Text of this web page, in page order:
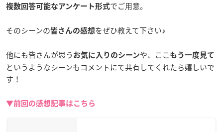
複数回答可能なアンケート形式でご用意。
そのシーンの皆さんの感想をぜひ教えて下さい♪
他にも皆さんが思う お気に入りのシーンや、ここ もう一度見て
というようなシーンもコメントにて共有してくれたら嬉しいで
す！
▼前回の感想記事はこちら